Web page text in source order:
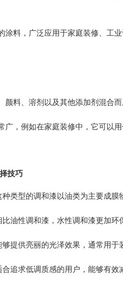
涂料，广泛应用于家庭装修、工
颜料、溶剂以及其他添加剂混合
广，例如在家庭装修中，它可以
技巧
类型的调和漆以油类为主要成膜
油性调和漆，水性调和漆更加环
提供亮丽的光泽效果，通常用于
追求低调质感的用户，能够有效